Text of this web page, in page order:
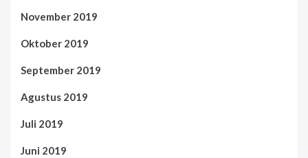
November 2019
Oktober 2019
September 2019
Agustus 2019
Juli 2019
Juni 2019